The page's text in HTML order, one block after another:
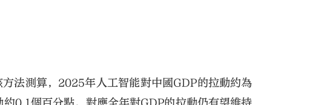
法測算，2025年人工智能對中國GDP的拉動約為